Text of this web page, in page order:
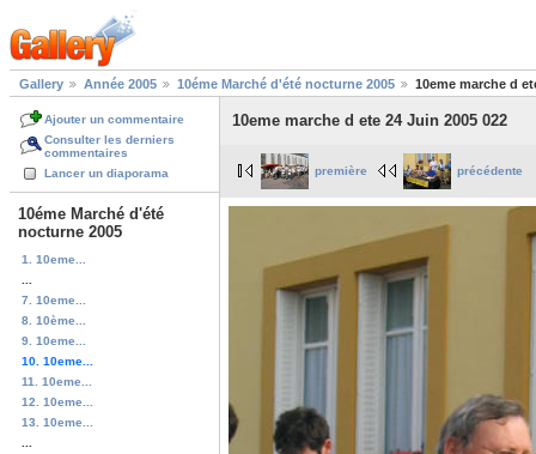
Gallery Année 2005 10éme Marché d'été nocturne 2005 10eme marche d
Ajouter un commentaire
Consulter les derniers
commentaires
Lancer un diaporama
10éme Marché d'été
nocturne 2005
1. 10eme...
7. 10eme...
8. 10ème...
9. 10eme...
10. 10eme...
11. 10eme...
12. 10eme...
13. 10eme...
10eme marche d ete 24 Juin 2005 022
première précédente